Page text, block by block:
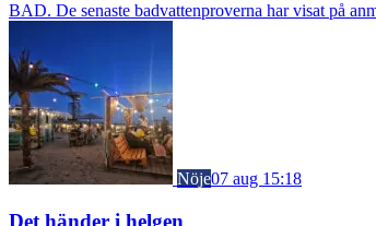
BAD. De senaste badvattenproverna har visat på
Nöje07 aug 15:18
Det händer i helgen